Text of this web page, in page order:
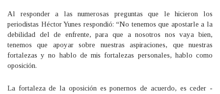
Al responder a las numerosas preguntas que le hicieron los
periodistas Héctor Yunes respondió: “No tenemos que apostarle a la
debilidad del de enfrente, para que a nosotros nos vaya bien,
tenemos que apoyar sobre nuestras aspiraciones, que nuestras
fortalezas y no hablo de mis fortalezas personales, hablo como
oposición.
La fortaleza de la oposición es ponernos de acuerdo, es ceder -